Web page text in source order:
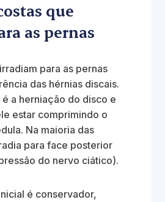
que
as pernas
para as pernas
das hérnias discais.
a herniação do disco e
estar comprimindo o
Na maioria das
para face posterior
do nervo ciático).
é conservador,